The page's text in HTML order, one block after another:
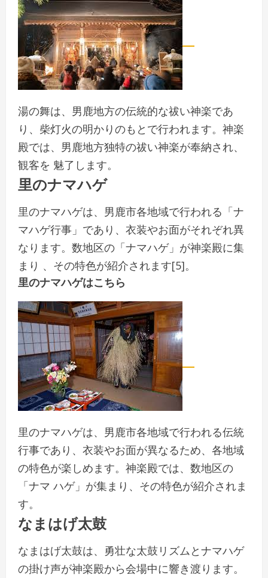
湯の舞は、男鹿地方の伝統的な祓い神楽であ
り、柴灯火の明かりのもとで行われます。神楽
殿では、男鹿地方独特の祓い神楽が奉納され、
観客を 魅了します。
里のナマハゲ
里のナマハゲは、男鹿市各地域で行われる「ナ
マハゲ行事」であり、衣装やお面がそれぞれ異
なります。数地区の「ナマハゲ」が神楽殿に集
まり 、その特色が紹介されます[5]。
里のナマハゲはこちら
里のナマハゲは、男鹿市各地域で行われる伝統
行事であり、衣装やお面が異なるため、各地域
の特色が楽しめます。神楽殿では、数地区の
「ナマ ハゲ」が集まり、その特色が紹介されま
す。
なまはげ太鼓
なまはげ太鼓は、勇壮な太鼓リズムとナマハゲ
の掛け声が神楽殿から会場中に響き渡ります。